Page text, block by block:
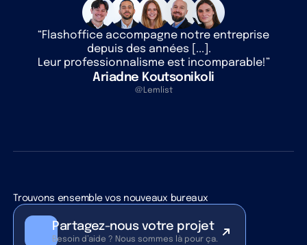
“Flashoffice accompagne notre entreprise
depuis des années [...].
Leur professionnalisme est incomparable!”
Ariadne Koutsonikoli
@Lemlist
Trouvons ensemble vos nouveaux bureaux
Partagez-nous votre projet
Besoin d’aide ? Nous sommes là pour ça.